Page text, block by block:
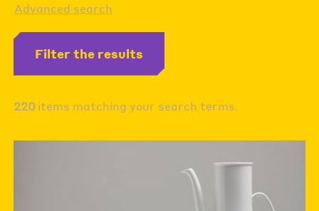
Advanced search
Filter the results
220 items matching your search terms.